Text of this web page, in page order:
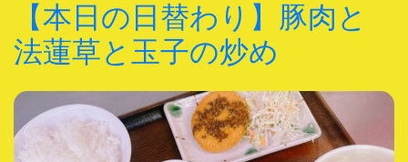
【本日の日替わり】豚肉と
法蓮草と玉子の炒め